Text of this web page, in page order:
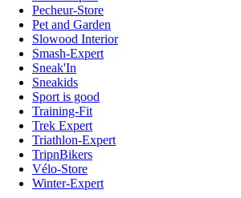
Pecheur-Store
Pet and Garden
Slowood Interior
Smash-Expert
Sneak'In
Sneakids
Sport is good
Training-Fit
Trek Expert
Triathlon-Expert
TripnBikers
Vélo-Store
Winter-Expert